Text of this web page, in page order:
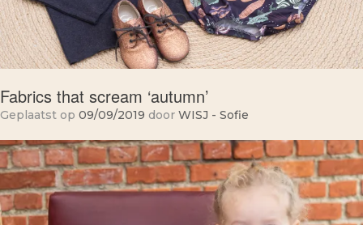
Fabrics that scream ‘autumn’
Geplaatst op 09/09/2019 door WISJ - Sofie